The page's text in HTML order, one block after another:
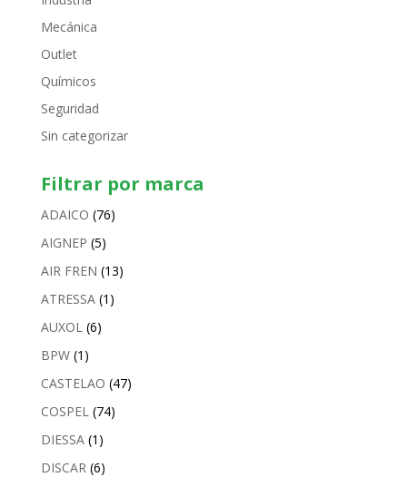
Mecánica
Outlet
Químicos
Seguridad
Sin categorizar
Filtrar por marca
ADAICO (76)
AIGNEP (5)
AIR FREN (13)
ATRESSA (1)
AUXOL (6)
BPW (1)
CASTELAO (47)
COSPEL (74)
DIESSA (1)
DISCAR (6)